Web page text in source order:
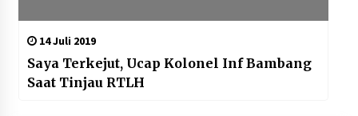
14 Juli 2019
Saya Terkejut, Ucap Kolonel Inf Bambang
Saat Tinjau RTLH